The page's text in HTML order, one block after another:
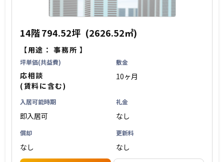
14階794.52坪 (2626.52㎡)
【用途：事務所 】
坪単価(共益費)
応相談
(賃料に含む)
敷金
10ヶ月
入居可能時期
即入居可
礼金
なし
償却
なし
更新料
なし